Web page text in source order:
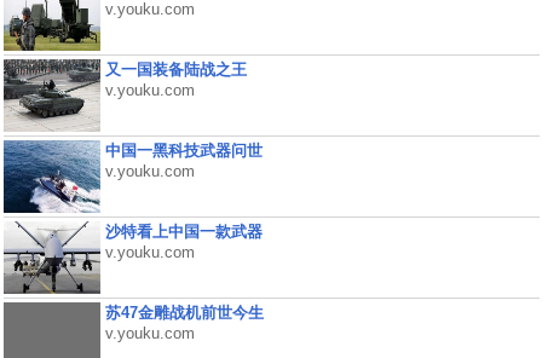
v.youku.com
又一国装备陆战之王
v.youku.com
中国一黑科技武器问世
v.youku.com
沙特看上中国一款武器
v.youku.com
苏47金雕战机前世今生
v.youku.com